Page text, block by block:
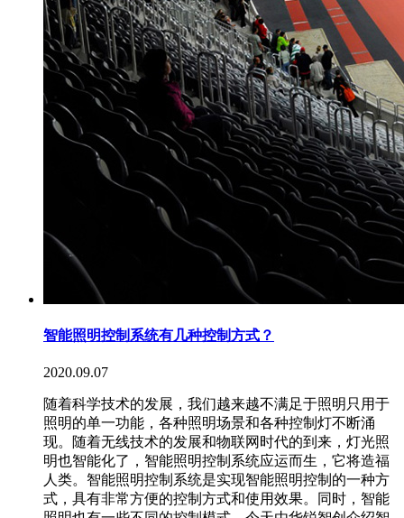
智能照明控制系统有几种控制方式？
2020.09.07
随着科学技术的发展，我们越来越不满足于照明只用于
照明的单一功能，各种照明场景和各种控制灯不断涌
现。随着无线技术的发展和物联网时代的到来，灯光照
明也智能化了，智能照明控制系统应运而生，它将造福
人类。智能照明控制系统是实现智能照明控制的一种方
式，具有非常方便的控制方式和使用效果。同时，智能